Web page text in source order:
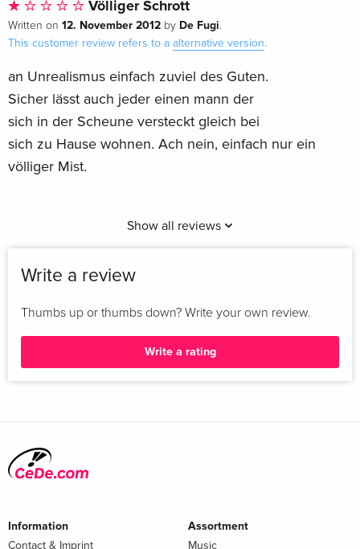
Völliger Schrott
Written on 12. November 2012 by De Fugi.
This customer review refers to a alternative version.
an Unrealismus einfach zuviel des Guten.
Sicher lässt auch jeder einen mann der
sich in der Scheune versteckt gleich bei
sich zu Hause wohnen. Ach nein, einfach nur ein
völliger Mist.
Show all reviews
Write a review
Thumbs up or thumbs down? Write your own review.
Write a rating
Information
Contact & Imprint
Assortment
Music